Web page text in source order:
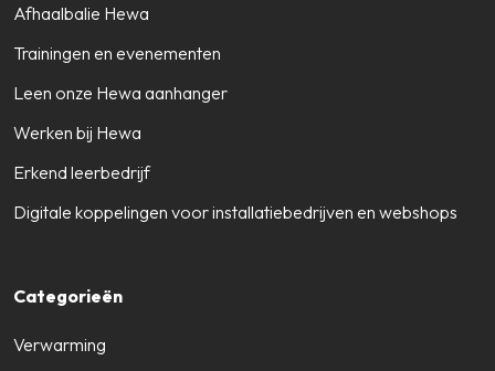
Afhaalbalie Hewa
Trainingen en evenementen
Leen onze Hewa aanhanger
Werken bij Hewa
Erkend leerbedrijf
Digitale koppelingen voor installatiebedrijven en webshops
Categorieën
Verwarming